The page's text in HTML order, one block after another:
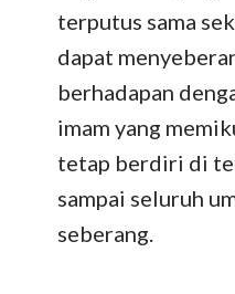
terputus sama
dapat
berhadapan
imam yang
tetap berdiri di
sampai seluruh
seberang.